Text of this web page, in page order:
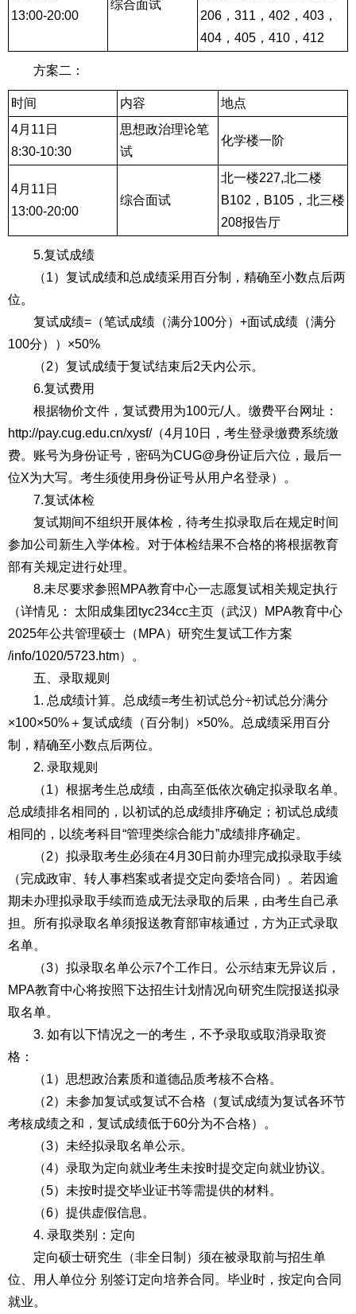
13:00-20:00
综合面试
206，311，402，403，
404，405，410，412
方案二：
时间 内容
地点
4月11日
8:30-10:30
思想政治理论笔
试
化学楼一阶
4月11日
13:00-20:00
综合面试
北一楼227,北二楼
B102，B105，北三楼
208报告厅
5.复试成绩
（1）复试成绩和总成绩采用百分制，精确至小数点后两
位。
复试成绩=（笔试成绩（满分100分）+面试成绩（满分
100分））×50%
（2）复试成绩于复试结束后2天内公示。
6.复试费用
根据物价文件，复试费用为100元/人。缴费平台网址：
http://pay.cug.edu.cn/xysf/（4月10日，考生登录缴费系统缴
费。账号为身份证号，密码为CUG@身份证后六位，最后一
位X为大写。考生须使用身份证号从用户名登录）。
7.复试体检
复试期间不组织开展体检，待考生拟录取后在规定时间
参加公司新生入学体检。对于体检结果不合格的将根据教育
部有关规定进行处理。
8.未尽要求参照MPA教育中心一志愿复试相关规定执行
（详情见： 太阳成集团tyc234cc主页（武汉）MPA教育中心
2025年公共管理硕士（MPA）研究生复试工作方案
/info/1020/5723.htm）。
五、录取规则
1. 总成绩计算。总成绩=考生初试总分÷初试总分满分
×100×50%＋复试成绩（百分制）×50%。总成绩采用百分
制，精确至小数点后两位。
2. 录取规则
（1）根据考生总成绩，由高至低依次确定拟录取名单。
总成绩排名相同的，以初试的总成绩排序确定；初试总成绩
相同的，以统考科目“管理类综合能力”成绩排序确定。
（2）拟录取考生必须在4月30日前办理完成拟录取手续
（完成政审、转人事档案或者提交定向委培合同）。若因逾
期未办理拟录取手续而造成无法录取的后果，由考生自己承
担。所有拟录取名单须报送教育部审核通过，方为正式录取
名单。
（3）拟录取名单公示7个工作日。公示结束无异议后，
MPA教育中心将按照下达招生计划情况向研究生院报送拟录
取名单。
3. 如有以下情况之一的考生，不予录取或取消录取资
格：
（1）思想政治素质和道德品质考核不合格。
（2）未参加复试或复试不合格（复试成绩为复试各环节
考核成绩之和，复试成绩低于60分为不合格）。
（3）未经拟录取名单公示。
（4）录取为定向就业考生未按时提交定向就业协议。
（5）未按时提交毕业证书等需提供的材料。
（6）提供虚假信息。
4. 录取类别：定向
定向硕士研究生（非全日制）须在被录取前与招生单
位、用人单位分 别签订定向培养合同。毕业时，按定向合同
就业。